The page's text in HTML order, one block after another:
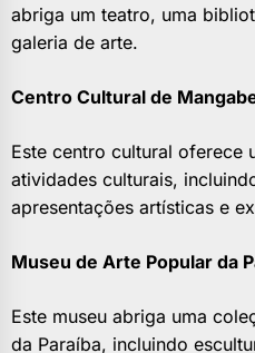
abriga um teatro, uma
galeria de arte.
Centro Cultural de
Este centro cultural oferece
atividades culturais,
apresentações artísticas e
Museu de Arte Popular da
Este museu abriga uma
da Paraíba, incluindo